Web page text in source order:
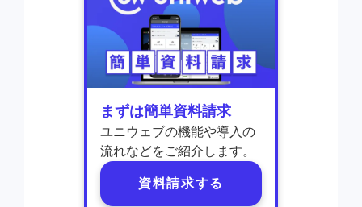
まずは簡単資料請求
ユニウェブの機能や導入の
流れなどをご紹介します。
資料請求する